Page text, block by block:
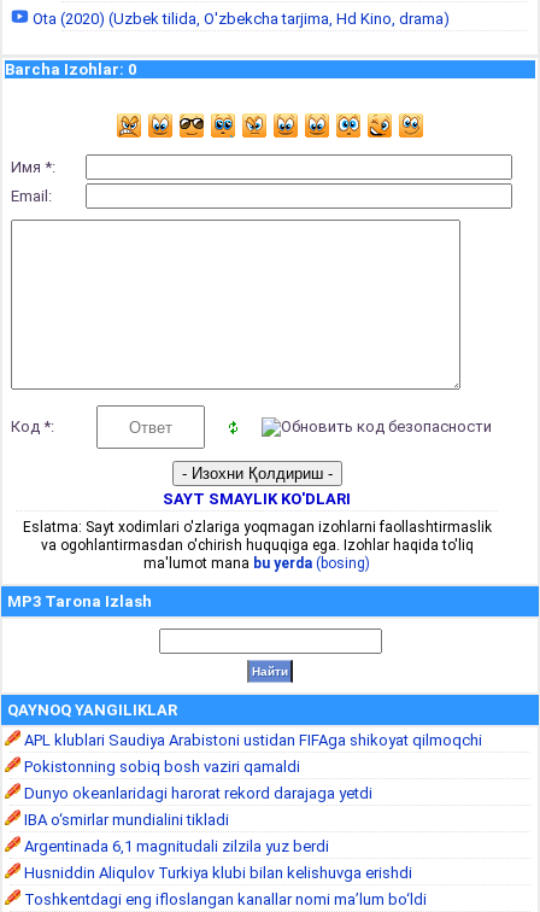
Ota (2020) (Uzbek tilida, O'zbekcha tarjima, Hd Kino, drama)
Barcha Izohlar: 0
Имя *:
Email:
Код *:
SAYT SMAYLIK KO'DLARI
Eslatma: Sayt xodimlari o'zlariga yoqmagan izohlarni faollashtirmaslik
va ogohlantirmasdan o'chirish huquqiga ega. Izohlar haqida to'liq
ma'lumot mana bu yerda (bosing)
MP3 Tarona Izlash
QAYNOQ YANGILIKLAR
APL klublari Saudiya Arabistoni ustidan FIFAga shikoyat qilmoqchi
Pokistonning sobiq bosh vaziri qamaldi
Dunyo okeanlaridagi harorat rekord darajaga yetdi
IBA o‘smirlar mundialini tikladi
Argentinada 6,1 magnitudali zilzila yuz berdi
Husniddin Aliqulov Turkiya klubi bilan kelishuvga erishdi
Toshkentdagi eng ifloslangan kanallar nomi ma’lum bo‘ldi